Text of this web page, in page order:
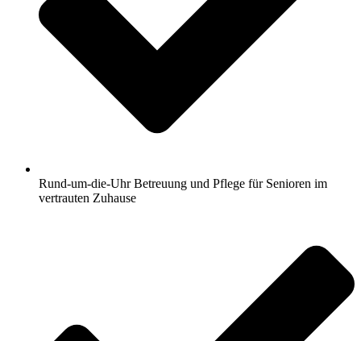
Rund-um-die-Uhr Betreuung und Pflege für Senioren im
vertrauten Zuhause